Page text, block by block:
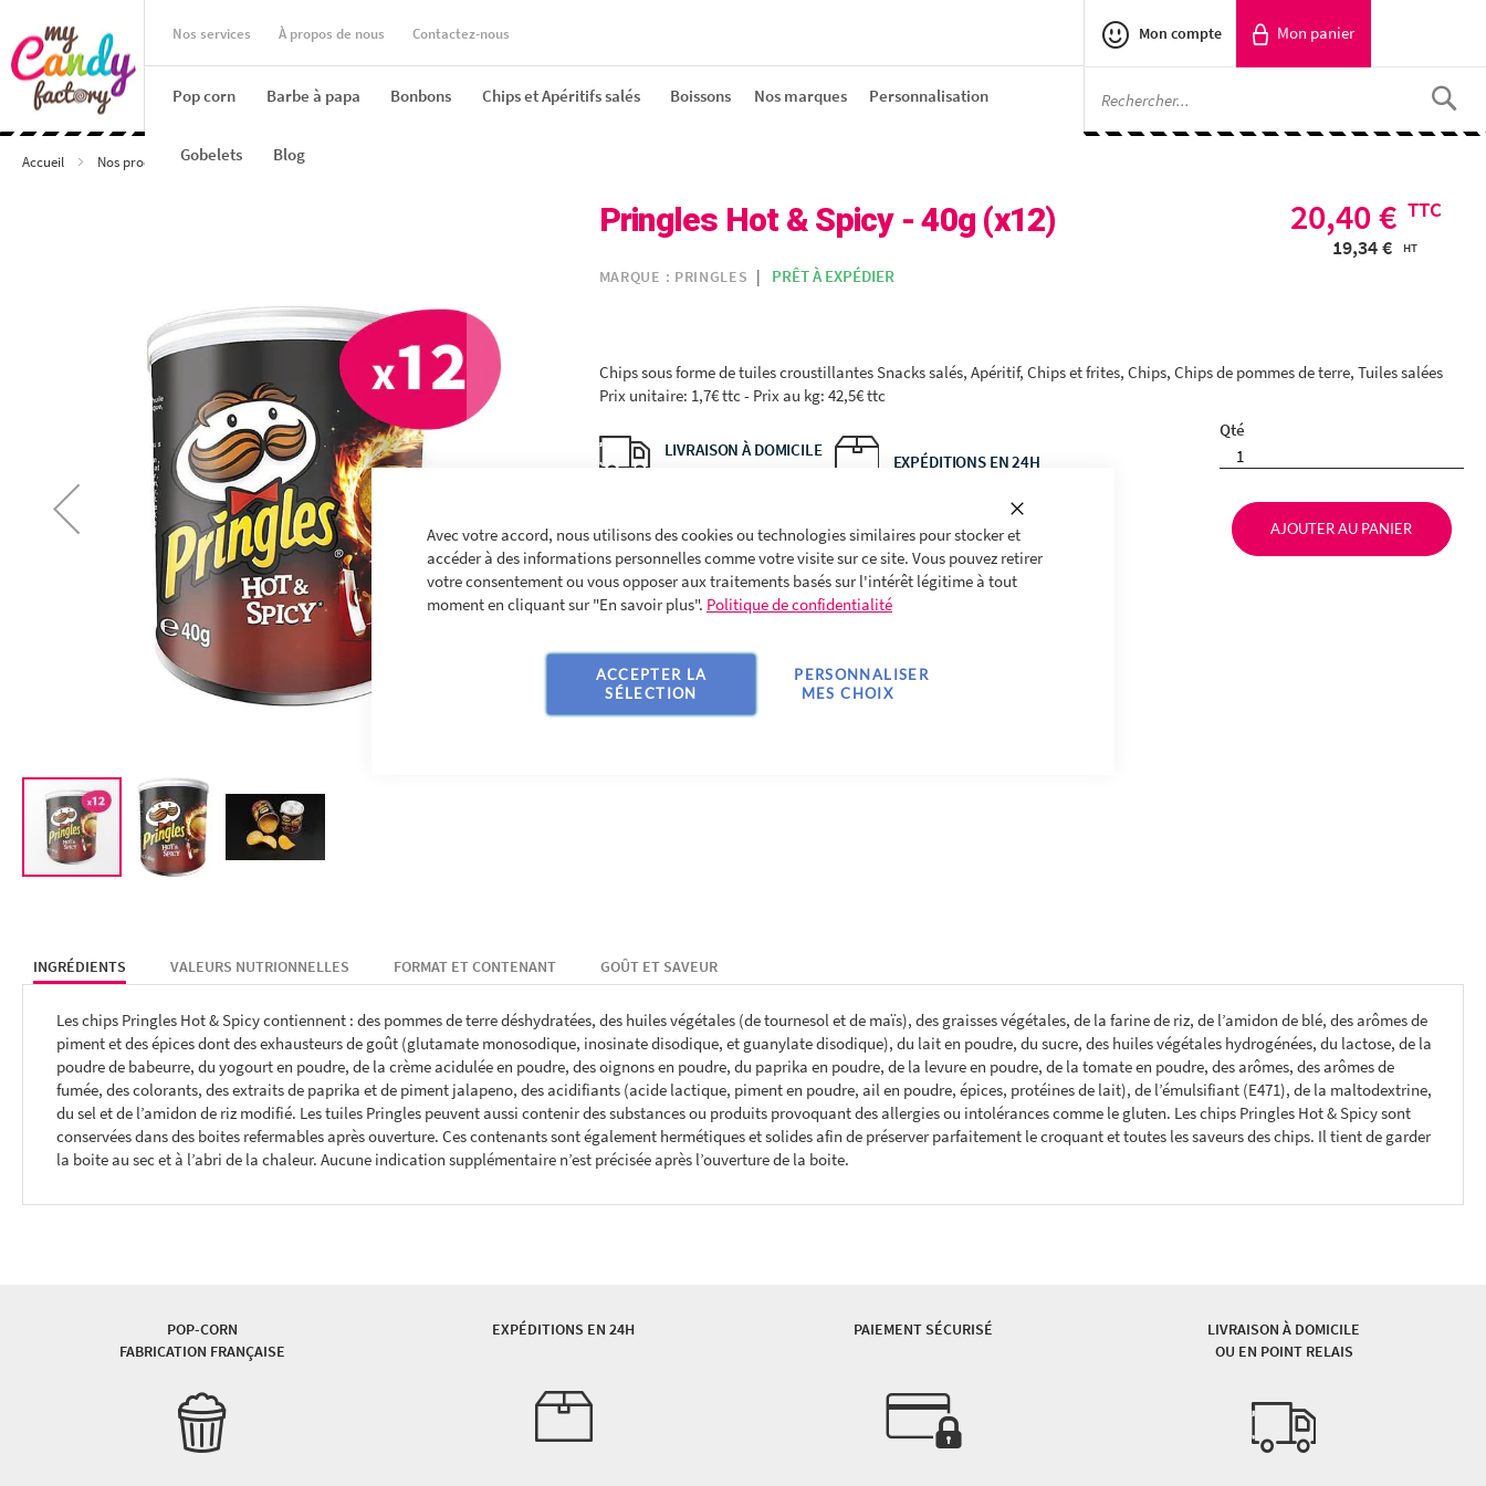
Avec votre accord, nous utilisons des cookies ou technologies similaires pour stocker et
accéder à des informations personnelles comme votre visite sur ce site. Vous pouvez retirer
votre consentement ou vous opposer aux traitements basés sur l'intérêt légitime à tout
moment en cliquant sur "En savoir plus". Politique de confidentialité
ACCEPTER LA
SÉLECTION
PERSONNALISER
MES CHOIX
Nos services À propos de nous Contactez-nous Mon compte Mon panier
Pop corn Barbe à papa Bonbons Chips et Apéritifs salés Boissons Nos marques Personnalisation
Gobelets Blog
Accueil Nos produits Chips et Apéritifs salés
Pringles Hot & Spicy - 40g (x12)
BEGINNING
OF
IMAGES
GALLERY
MARQUE : PRINGLES PRÊT À EXPÉDIER
20,40 €
19,34 €
Chips sous forme de tuiles croustillantes Snacks salés, Apéritif, Chips et frites, Chips, Chips de pommes de terre, Tuiles salées
Prix unitaire: 1,7€ ttc - Prix au kg: 42,5€ ttc
Qté
AJOUTER AU PANIER
LIVRAISON À DOMICILE
EXPÉDITIONS EN 24H
INGRÉDIENTS
Les chips Pringles Hot & Spicy contiennent : des pommes de terre déshydratées, des huiles végétales (de tournesol et de maïs), des graisses végétales, de la farine de riz, de l’amidon de blé, des arômes de
piment et des épices dont des exhausteurs de goût (glutamate monosodique, inosinate disodique, et guanylate disodique), du lait en poudre, du sucre, des huiles végétales hydrogénées, du lactose, de la
poudre de babeurre, du yogourt en poudre, de la crème acidulée en poudre, des oignons en poudre, du paprika en poudre, de la levure en poudre, de la tomate en poudre, des arômes, des arômes de
fumée, des colorants, des extraits de paprika et de piment jalapeno, des acidifiants (acide lactique, piment en poudre, ail en poudre, épices, protéines de lait), de l’émulsifiant (E471), de la maltodextrine,
du sel et de l’amidon de riz modifié. Les tuiles Pringles peuvent aussi contenir des substances ou produits provoquant des allergies ou intolérances comme le gluten. Les chips Pringles Hot & Spicy sont
conservées dans des boites refermables après ouverture. Ces contenants sont également hermétiques et solides afin de préserver parfaitement le croquant et toutes les saveurs des chips. Il tient de garder
la boite au sec et à l’abri de la chaleur. Aucune indication supplémentaire n’est précisée après l’ouverture de la boite.
VALEURS NUTRIONNELLES FORMAT ET CONTENANT GOÛT ET SAVEUR
POP-CORN
FABRICATION FRANÇAISE
EXPÉDITIONS EN 24H PAIEMENT SÉCURISÉ
LIVRAISON À DOMICILE
OU EN POINT RELAIS